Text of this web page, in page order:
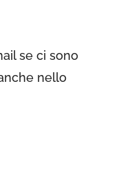
se ci sono
nello